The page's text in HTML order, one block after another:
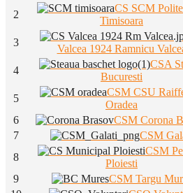
2
CS SCM
Timisoara
3
Valcea 1924 Ramnicu
4
CSA
Bucuresti
5
CSM CSU
Oradea
6
CSM Corona
7
CSM
8
CSM
Ploiesti
9
CSM Targu